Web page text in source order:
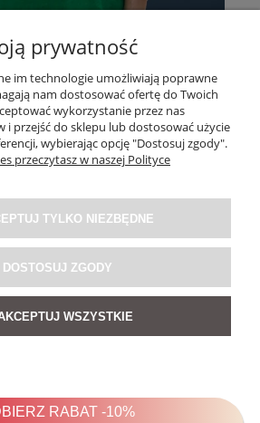
Lniana Crochet Zielona
prywatność
im technologie umożliwiają poprawne
nam dostosować ofertę do Twoich
wykorzystanie przez nas
i przejść do sklepu lub dostosować użycie
wybierając opcję "Dostosuj zgody".
przeczytasz w naszej Polityce
TYLKO NIEZBĘDNE
DOSTOSUJ ZGODY
WSZYSTKIE